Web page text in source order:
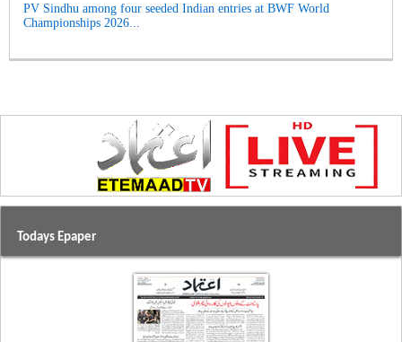
PV Sindhu among four seeded Indian entries at BWF World
Championships 2026...
Todays Epaper